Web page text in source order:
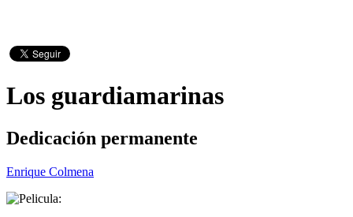
Los guardiamarinas
Dedicación permanente
Enrique Colmena